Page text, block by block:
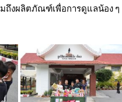
ถึงผลิตภัณฑ์เพื่อการดูแลน้อง ๆ